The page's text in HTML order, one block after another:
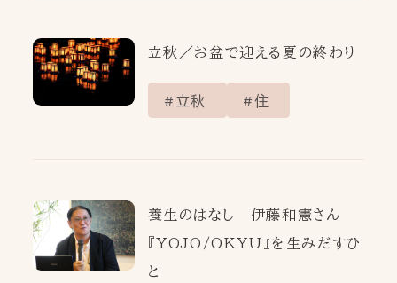
立秋／お盆で迎える夏の終わり
立秋 住
養生のはなし 伊藤和憲さん
『YOJO/OKYU』を生みだすひ
と